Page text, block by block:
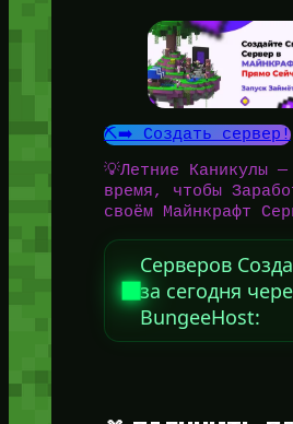
⛏️➡️ Создать сервер!
💡Летние Каникулы —
время, чтобы
своём Майнкрафт
Серверов
за сегодня
BungeeHost: